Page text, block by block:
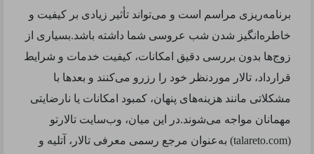
برنامه‌ریزی مراسم است و می‌تواند تأثیر زیادی بر کیفیت و
خاطره‌انگیز شدن شب عروسی شما داشته باشد.بسیاری از
زوج‌ها بدون بررسی دقیق امکانات، کیفیت خدمات و شرایط
قرارداد، تالار موردنظر خود را رزرو می‌کنند و بعدها با
مشکلاتی مانند هزینه‌های پنهان، کمبود امکانات یا نارضایتی
مهمانان مواجه می‌شوند.در این میان، وب‌سایت تالارتو
(
talareto.com) به‌عنوان مرجع رسمی معرفی تالار، آتلیه و